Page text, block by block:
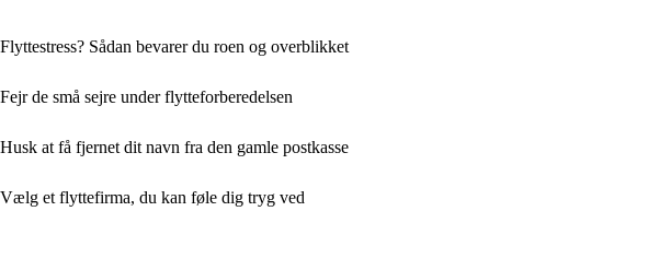
Flyttestress? Sådan bevarer du roen og overblikket
Fejr de små sejre under flytteforberedelsen
Husk at få fjernet dit navn fra den gamle postkasse
Vælg et flyttefirma, du kan føle dig tryg ved